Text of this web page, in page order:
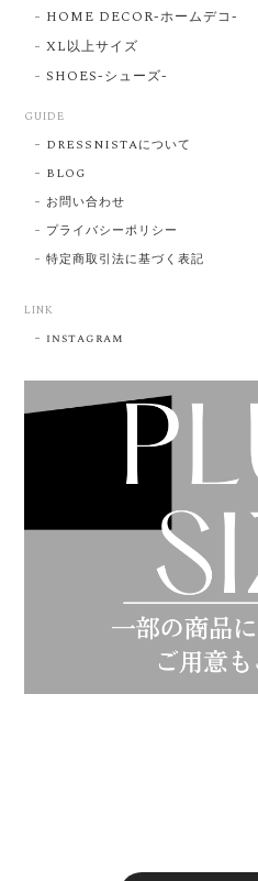
HOME DECOR-ホームデコ-
XL以上サイズ
SHOES-シューズ-
GUIDE
DRESSNISTAについて
BLOG
お問い合わせ
プライバシーポリシー
特定商取引法に基づく表記
LINK
instagram